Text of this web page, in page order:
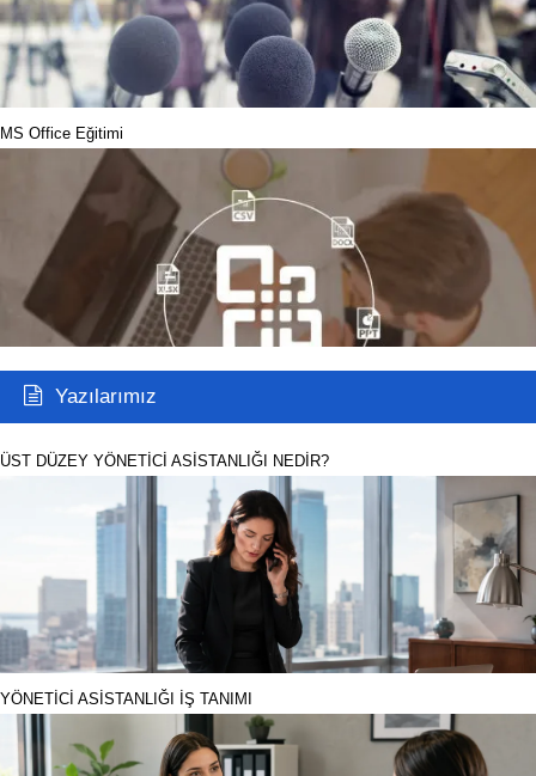
MS Office Eğitimi
Yazılarımız
ÜST DÜZEY YÖNETİCİ ASİSTANLIĞI NEDİR?
YÖNETİCİ ASİSTANLIĞI İŞ TANIMI